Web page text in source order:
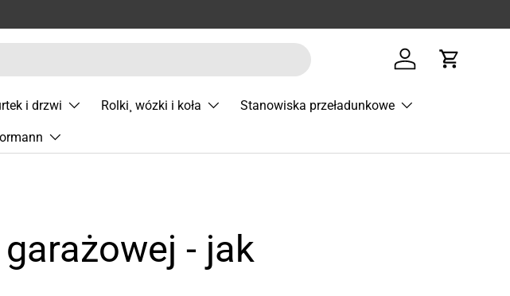
Zaloguj sięKoszyk
i drzwi Rolki¸ wózki i koła Stanowiska przeładunkowe
- jak